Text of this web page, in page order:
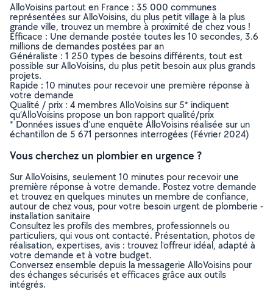
AlloVoisins partout en France : 35 000 communes
représentées sur AlloVoisins, du plus petit village à la plus
grande ville, trouvez un membre à proximité de chez vous !
Efficace : Une demande postée toutes les 10 secondes, 3.6
millions de demandes postées par an
Généraliste : 1 250 types de besoins différents, tout est
possible sur AlloVoisins, du plus petit besoin aux plus grands
projets.
Rapide : 10 minutes pour recevoir une première réponse à
votre demande
Qualité / prix : 4 membres AlloVoisins sur 5* indiquent
qu’AlloVoisins propose un bon rapport qualité/prix
* Données issues d’une enquête AlloVoisins réalisée sur un
échantillon de 5 671 personnes interrogées (Février 2024)
Vous cherchez un plombier en urgence ?
Sur AlloVoisins, seulement 10 minutes pour recevoir une
première réponse à votre demande. Postez votre demande
et trouvez en quelques minutes un membre de confiance,
autour de chez vous, pour votre besoin urgent de plomberie -
installation sanitaire
Consultez les profils des membres, professionnels ou
particuliers, qui vous ont contacté. Présentation, photos de
réalisation, expertises, avis : trouvez l'offreur idéal, adapté à
votre demande et à votre budget.
Conversez ensemble depuis la messagerie AlloVoisins pour
des échanges sécurisés et efficaces grâce aux outils
intégrés.